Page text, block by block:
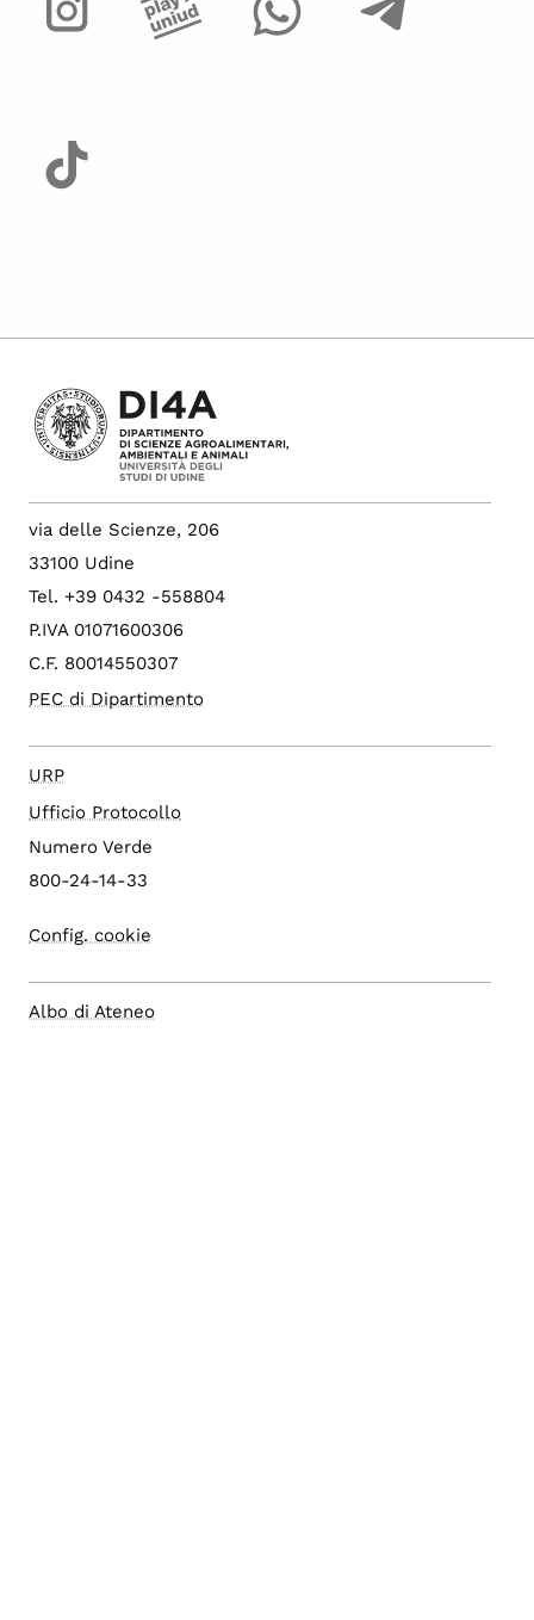
via delle Scienze, 206
33100 Udine
Tel. +39 0432 -558804
P.IVA 01071600306
C.F. 80014550307
PEC di Dipartimento
URP
Ufficio Protocollo
Numero Verde
800-24-14-33
Config. cookie
Albo di Ateneo